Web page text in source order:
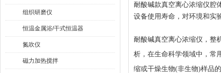
组织研磨仪
恒温金属浴/干式恒温器
氮吹仪
磁力加热搅拌
耐酸碱款真空离心浓缩仪腔
设备使用寿命，对环境和实
耐酸碱真空离心浓缩仪，整
析，在生命科学领域中，常
缩或干燥生物(非生物)样品